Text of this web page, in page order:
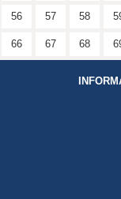
56 57 58
66 67 68